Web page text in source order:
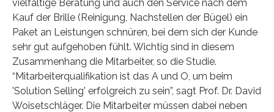
vielfältige Beratung und auch den Service nach dem
Kauf der Brille (Reinigung, Nachstellen der Bügel) ein
Paket an Leistungen schnüren, bei dem sich der Kunde
sehr gut aufgehoben fühlt. Wichtig sind in diesem
Zusammenhang die Mitarbeiter, so die Studie.
“Mitarbeiterqualifikation ist das A und O, um beim
'Solution Selling' erfolgreich zu sein”, sagt Prof. Dr. David
Woisetschläger. Die Mitarbeiter müssen dabei neben